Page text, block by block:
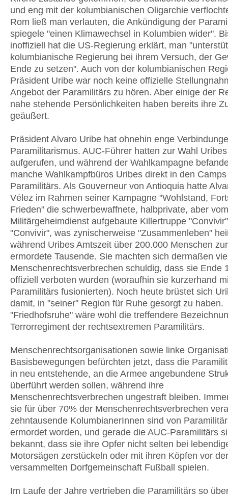
und eng mit der kolumbianischen Oligarchie
Rom ließ man verlauten, die Ankündigung der
spiegele "einen Klimawechsel in Kolumbien wider".
inoffiziell hat die US-Regierung erklärt, man
kolumbianische Regierung bei ihrem Versuch, der
Ende zu setzen". Auch von der kolumbianischen
Präsident Uribe war noch keine offizielle
Angebot der Paramilitärs zu hören. Aber einige der
nahe stehende Persönlichkeiten haben bereits ihre
geäußert.
Präsident Alvaro Uribe hat ohnehin enge
Paramilitarismus. AUC-Führer hatten zur Wahl Uribes
aufgerufen, und während der Wahlkampagne
manche Wahlkampfbüros Uribes direkt in den
Paramilitärs. Als Gouverneur von Antioquia hatte
Vélez im Rahmen seiner Kampagne "Wohlstand,
Frieden" die schwerbewaffnete, halbprivate, aber vom
Militärgeheimdienst aufgebaute Killertruppe
"Convivir", was zynischerweise "Zusammenleben"
während Uribes Amtszeit über 200.000 Menschen
ermordete Tausende. Sie machten sich dermaßen
Menschenrechtsverbrechen schuldig, dass sie Ende
offiziell verboten wurden (woraufhin sie kurzerhand
Paramilitärs fusionierten). Noch heute brüstet sich
damit, in "seiner" Region für Ruhe gesorgt zu haben.
"Friedhofsruhe" wäre wohl die treffendere
Terrorregiment der rechtsextremen Paramilitärs.
Menschenrechtsorganisationen sowie linke
Basisbewegungen befürchten jetzt, dass die
in neu entstehende, an die Armee angebundene
überführt werden sollen, während ihre
Menschenrechtsverbrechen ungestraft bleiben.
sie für über 70% der Menschenrechtsverbrechen
zehntausende KolumbianerInnen sind von
ermordet worden, und gerade die AUC-Paramilitärs
bekannt, dass sie ihre Opfer nicht selten bei
Motorsägen zerstückeln oder mit ihren Köpfen vor der
versammelten Dorfgemeinschaft Fußball spielen.
Im Laufe der Jahre vertrieben die Paramilitärs so